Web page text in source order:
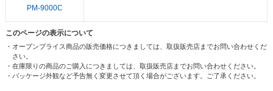
PM-9000C
このページの表示について
・オープンプライス商品の販売価格につきましては、取扱販売店までお問い合わせくだ
さい。
・在庫限りの商品のご購入につきましては、取扱販売店までお問い合わせください。
・パッケージ外観など予告無く変更させて頂く場合がございます。ご了承ください。